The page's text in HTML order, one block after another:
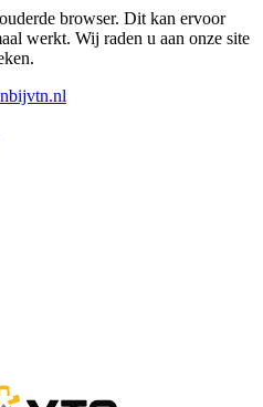
browser. Dit kan ervoor
werkt. Wij raden u aan onze site